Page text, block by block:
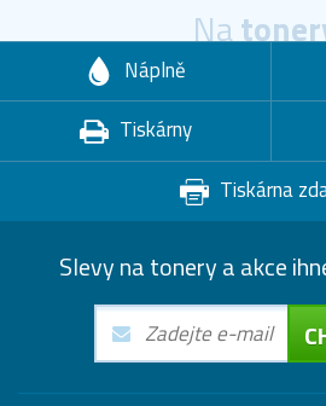
Na
Náplně
Tiskárny
Tiskárna
Slevy na tonery a akce